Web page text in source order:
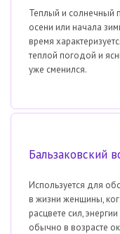
Теплый и солнечный
осени или начала
время
теплой погодой и
уже сменился.
Бальзаковский
Используется для
в жизни женщины,
расцвете сил,
обычно в возрасте